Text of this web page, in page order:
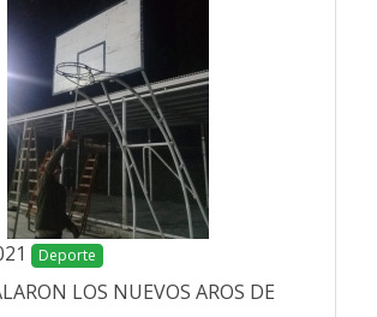
Deporte
LOS NUEVOS AROS DE